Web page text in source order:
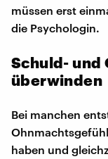
müssen erst
die Psychologin.
Schuld- und
überwinden
Bei manchen
haben und